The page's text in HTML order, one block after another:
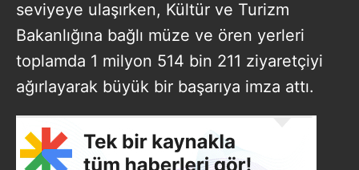
seviyeye ulaşırken, Kültür ve Turizm
Bakanlığına bağlı müze ve ören yerleri
toplamda 1 milyon 514 bin 211 ziyaretçiyi
ağırlayarak büyük bir başarıya imza attı.